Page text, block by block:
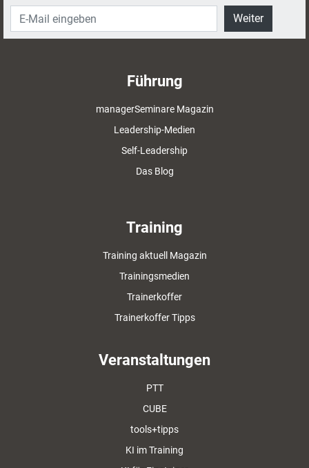
Weiter
Führung
managerSeminare Magazin
Leadership-Medien
Self-Leadership
Das Blog
Training
Training aktuell Magazin
Trainingsmedien
Trainerkoffer
Trainerkoffer Tipps
Veranstaltungen
PTT
CUBE
tools+tipps
KI im Training